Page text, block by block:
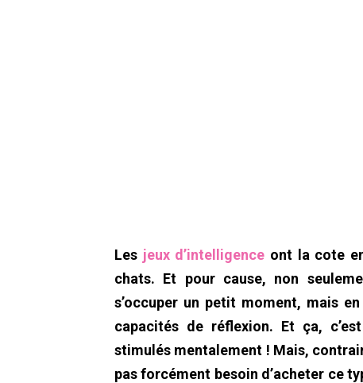
Les jeux d’intelligence ont la cote
chats. Et pour cause, non
s’occuper un petit moment, mais
capacités de réflexion. Et ça,
stimulés mentalement ! Mais,
pas forcément besoin d’acheter ce